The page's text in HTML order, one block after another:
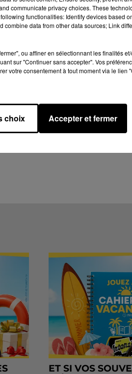
ET SI VOS
communicate privacy choices. These
functionalities: Identify devices based
data from other data sources; Link
ou affiner en sélectionnant les finalités
sur "Continuer sans accepter". Vos
votre consentement à tout moment via le lien
choix Accepter et fermer